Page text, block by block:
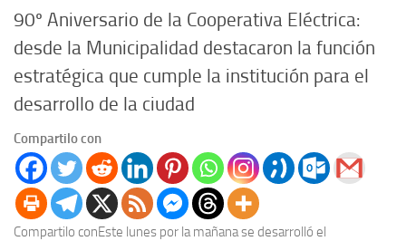
90º Aniversario de la Cooperativa Eléctrica:
desde la Municipalidad destacaron la función
estratégica que cumple la institución para el
desarrollo de la ciudad
Compartilo con
Compartilo conEste lunes por la mañana se desarrolló el